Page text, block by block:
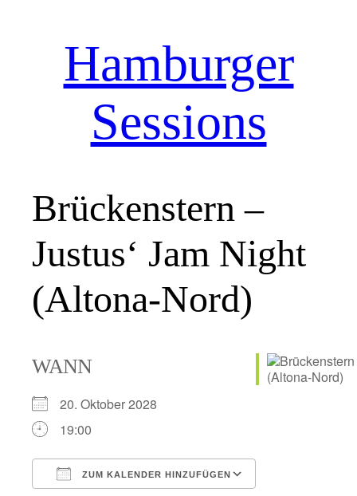
Hamburger
Sessions
Brückenstern –
Justus‘ Jam Night
(Altona-Nord)
WANN
20. Oktober 2028
19:00
ZUM KALENDER HINZUFÜGEN